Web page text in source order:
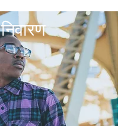
निवारण